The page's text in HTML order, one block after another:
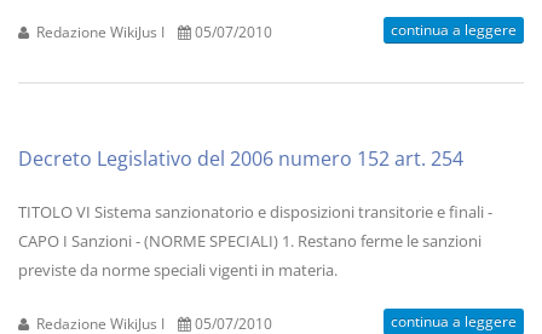
Redazione WikiJus I 05/07/2010 continua a leggere
Decreto Legislativo del 2006 numero 152 art. 254
TITOLO VI Sistema sanzionatorio e disposizioni transitorie e finali -
CAPO I Sanzioni - (NORME SPECIALI) 1. Restano ferme le sanzioni
previste da norme speciali vigenti in materia.
Redazione WikiJus I 05/07/2010 continua a leggere